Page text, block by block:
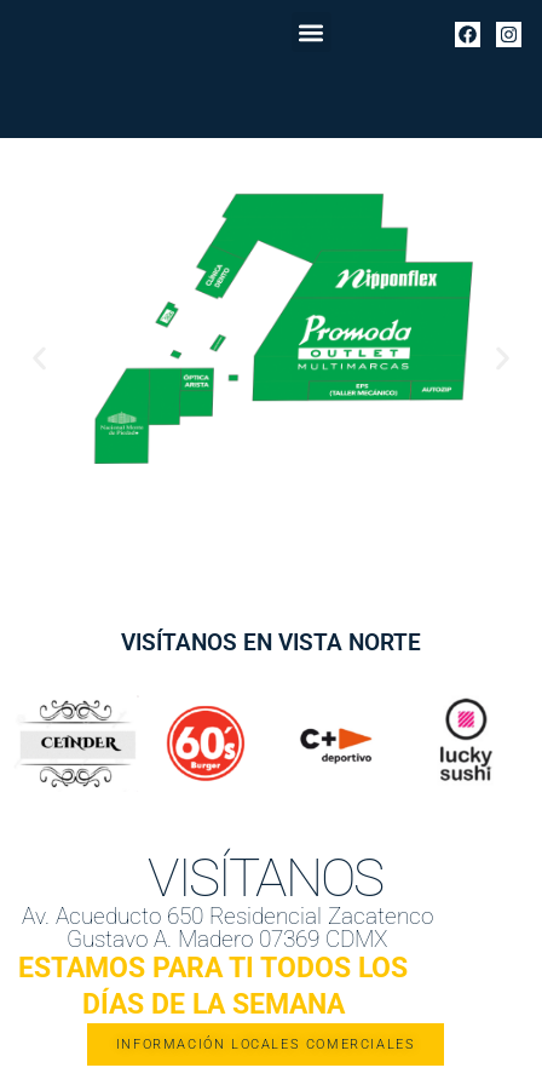
VISÍTANOS EN VISTA NORTE
VISÍTANOS
Av. Acueducto 650 Residencial Zacatenco
Gustavo A. Madero 07369 CDMX
ESTAMOS PARA TI TODOS LOS
DÍAS DE LA SEMANA
INFORMACIÓN LOCALES COMERCIALES